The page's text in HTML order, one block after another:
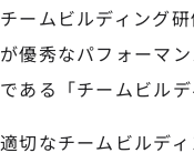
チームビルディング
が優秀なパフォーマ
である「チームビル
適切なチームビルデ